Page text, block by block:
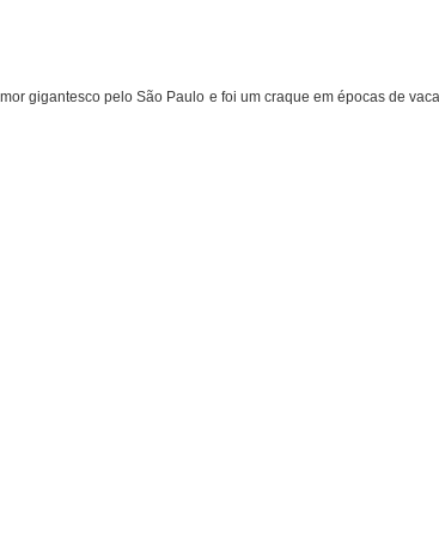
gigantesco pelo São Paulo e foi um craque em épocas de